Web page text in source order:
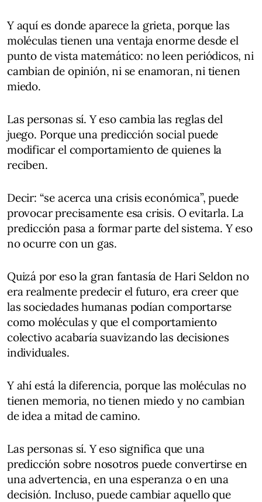
Y aquí es donde aparece la grieta, porque las
moléculas tienen una ventaja enorme desde el
punto de vista matemático: no leen periódicos, ni
cambian de opinión, ni se enamoran, ni tienen
miedo.
Las personas sí. Y eso cambia las reglas del
juego. Porque una predicción social puede
modificar el comportamiento de quienes la
reciben.
Decir: “se acerca una crisis económica”, puede
provocar precisamente esa crisis. O evitarla. La
predicción pasa a formar parte del sistema. Y eso
no ocurre con un gas.
Quizá por eso la gran fantasía de Hari Seldon no
era realmente predecir el futuro, era creer que
las sociedades humanas podían comportarse
como moléculas y que el comportamiento
colectivo acabaría suavizando las decisiones
individuales.
Y ahí está la diferencia, porque las moléculas no
tienen memoria, no tienen miedo y no cambian
de idea a mitad de camino.
Las personas sí. Y eso significa que una
predicción sobre nosotros puede convertirse en
una advertencia, en una esperanza o en una
decisión. Incluso, puede cambiar aquello que